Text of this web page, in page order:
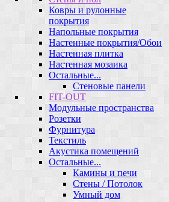
Ковры и рулонные
покрытия
Напольные покрытия
Настенные покрытия/Обои
Настенная плитка
Настенная мозаика
Остальные...
Стеновые панели
FIT-OUT
Модульные пространства
Розетки
Фурнитура
Текстиль
Акустика помещений
Остальные...
Камины и печи
Стены / Потолок
Умный дом